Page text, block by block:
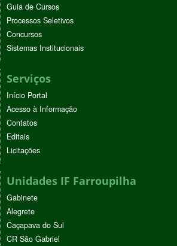
Guia de Cursos
Processos Seletivos
Concursos
Sistemas Institucionais
Serviços
Início Portal
Acesso à Informação
Contatos
Editais
Licitações
Unidades IF Farroupilha
Gabinete
Alegrete
Caçapava do Sul
CR São Gabriel